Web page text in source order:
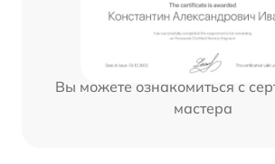
Вы можете ознакомиться с
мастера